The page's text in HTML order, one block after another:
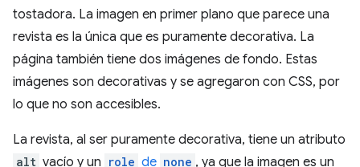
tostadora. La imagen en primer plano que parece una
revista es la única que es puramente decorativa. La
página también tiene dos imágenes de fondo. Estas
imágenes son decorativas y se agregaron con CSS, por
lo que no son accesibles.
La revista, al ser puramente decorativa, tiene un atributo
alt vacío y un role de none , ya que la imagen es un